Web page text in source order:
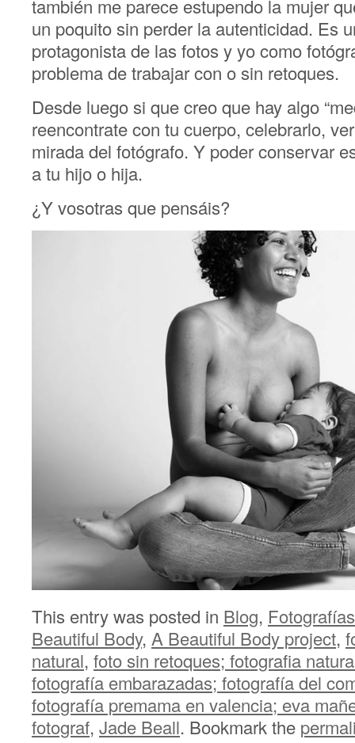
también me parece estupendo la mujer
un poquito sin perder la autenticidad. Es
protagonista de las fotos y yo como
problema de trabajar con o sin retoques.
Desde luego si que creo que hay algo
reencontrate con tu cuerpo, celebrarlo,
mirada del fotógrafo. Y poder conservar
a tu hijo o hija.
¿Y vosotras que pensáis?
This entry was posted in Blog,
Beautiful Body, A Beautiful Body project,
natural, foto sin retoques; fotografia
fotografía embarazadas; fotografía del
fotografía premama en valencia; eva
fotograf, Jade Beall. Bookmark the